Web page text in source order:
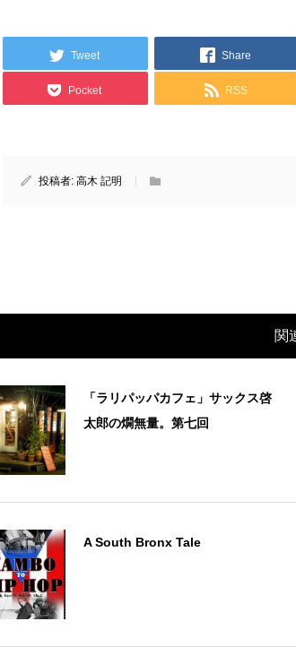
Tweet Share
Pocket RSS
投稿者:高木 記明
関
「ラリパッパカフェ」サックス啓
太郎の燗無量。第七回
A South Bronx Tale